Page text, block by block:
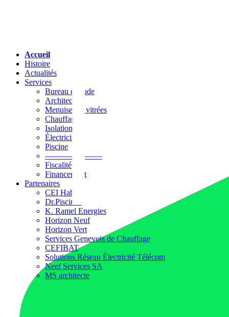
Accueil
Histoire
Actualités
Services
Bureau d’étude
Architecture
Menuiseries vitrées
Chauffage
Isolation
Électricité
Piscine
––––––––––––––
Fiscalité
Financement
Partenaires
CEI Habitat
Dr.Piscines
K. Ramel Energies
Horizon Neuf
Horizon Vert
Services Genevois de Chauffage
CEFIBAT
Solutions Réseau Électricité Télécom
Neef Services SA
MS architecte